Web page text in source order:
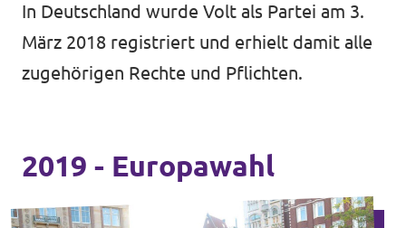
In Deutschland wurde Volt als Partei am 3.
März 2018 registriert und erhielt damit alle
zugehörigen Rechte und Pflichten.
2019 - Europawahl